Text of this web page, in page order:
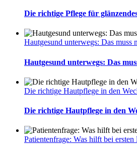
Die richtige Pflege für
Hautgesund unterwegs: Das muss
Hautgesund unterwegs: Das
Die richtige Hautpflege in den
Die richtige Hautpflege in den
Patientenfrage: Was hilft bei ersten